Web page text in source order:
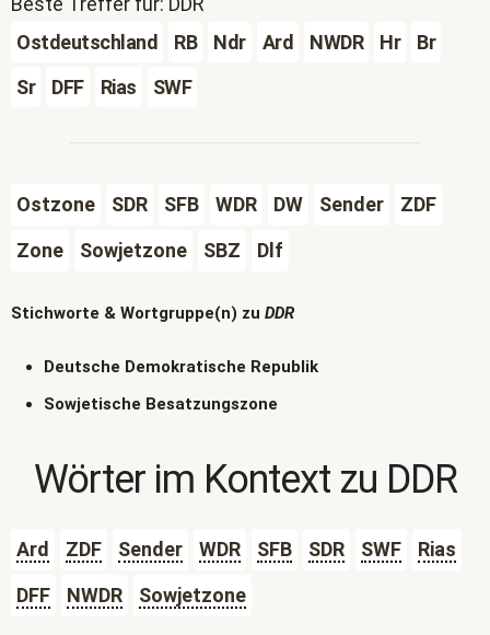
Ostdeutschland
RB Ndr Ard NWDR Hr
Br
Sr
DFF Rias SWF
Ostzone SDR SFB WDR DW Sender
ZDF
Zone
Sowjetzone SBZ Dlf
Stichworte & Wortgruppe(n) zu DDR
Deutsche Demokratische Republik
Sowjetische Besatzungszone
Wörter im Kontext zu DDR
Ard ZDF Sender WDR SFB SDR SWF
Rias
DFF
NWDR Sowjetzone